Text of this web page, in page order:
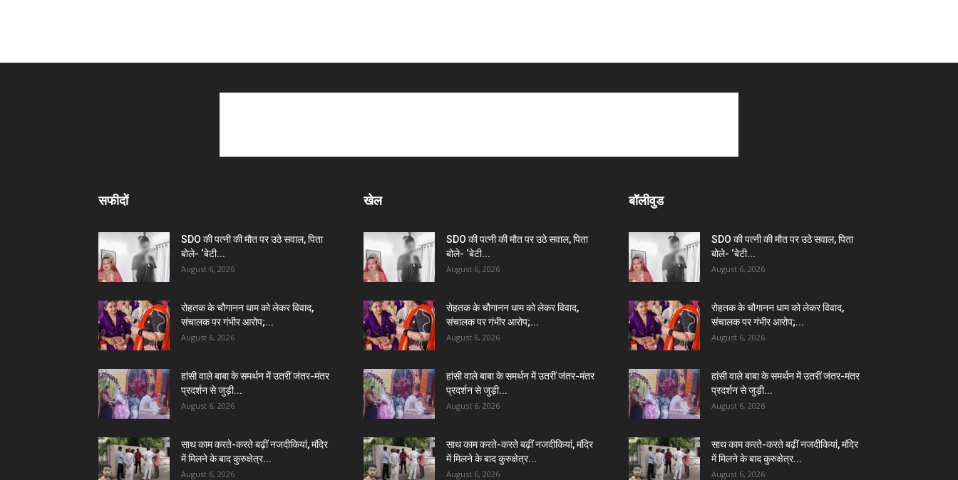
सफीदों
SDO की पत्नी की मौत पर उठे सवाल, पिता
बोले- ‘बेटी...
August 6, 2026
रोहतक के चौगानन धाम को लेकर विवाद,
संचालक पर गंभीर आरोप;...
August 6, 2026
हांसी वाले बाबा के समर्थन में उतरीं जंतर-मंतर
प्रदर्शन से जुड़ी...
August 6, 2026
साथ काम करते-करते बढ़ीं नजदीकियां, मंदिर
में मिलने के बाद कुरुक्षेत्र...
August 6, 2026
खेल
SDO की पत्नी की मौत पर उठे सवाल, पिता
बोले- ‘बेटी...
August 6, 2026
रोहतक के चौगानन धाम को लेकर विवाद,
संचालक पर गंभीर आरोप;...
August 6, 2026
हांसी वाले बाबा के समर्थन में उतरीं जंतर-मंतर
प्रदर्शन से जुड़ी...
August 6, 2026
साथ काम करते-करते बढ़ीं नजदीकियां, मंदिर
में मिलने के बाद कुरुक्षेत्र...
August 6, 2026
बॉलीवुड
SDO की पत्नी की मौत पर उठे सवाल, पिता
बोले- ‘बेटी...
August 6, 2026
रोहतक के चौगानन धाम को लेकर विवाद,
संचालक पर गंभीर आरोप;...
August 6, 2026
हांसी वाले बाबा के समर्थन में उतरीं जंतर-मंतर
प्रदर्शन से जुड़ी...
August 6, 2026
साथ काम करते-करते बढ़ीं नजदीकियां, मंदिर
में मिलने के बाद कुरुक्षेत्र...
August 6, 2026